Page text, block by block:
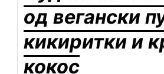
од вегански
кикиритки и
кокос